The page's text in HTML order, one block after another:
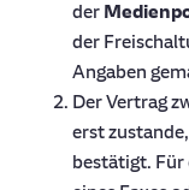
der
der
Angaben
Der Vertrag
erst
bestätigt. Für